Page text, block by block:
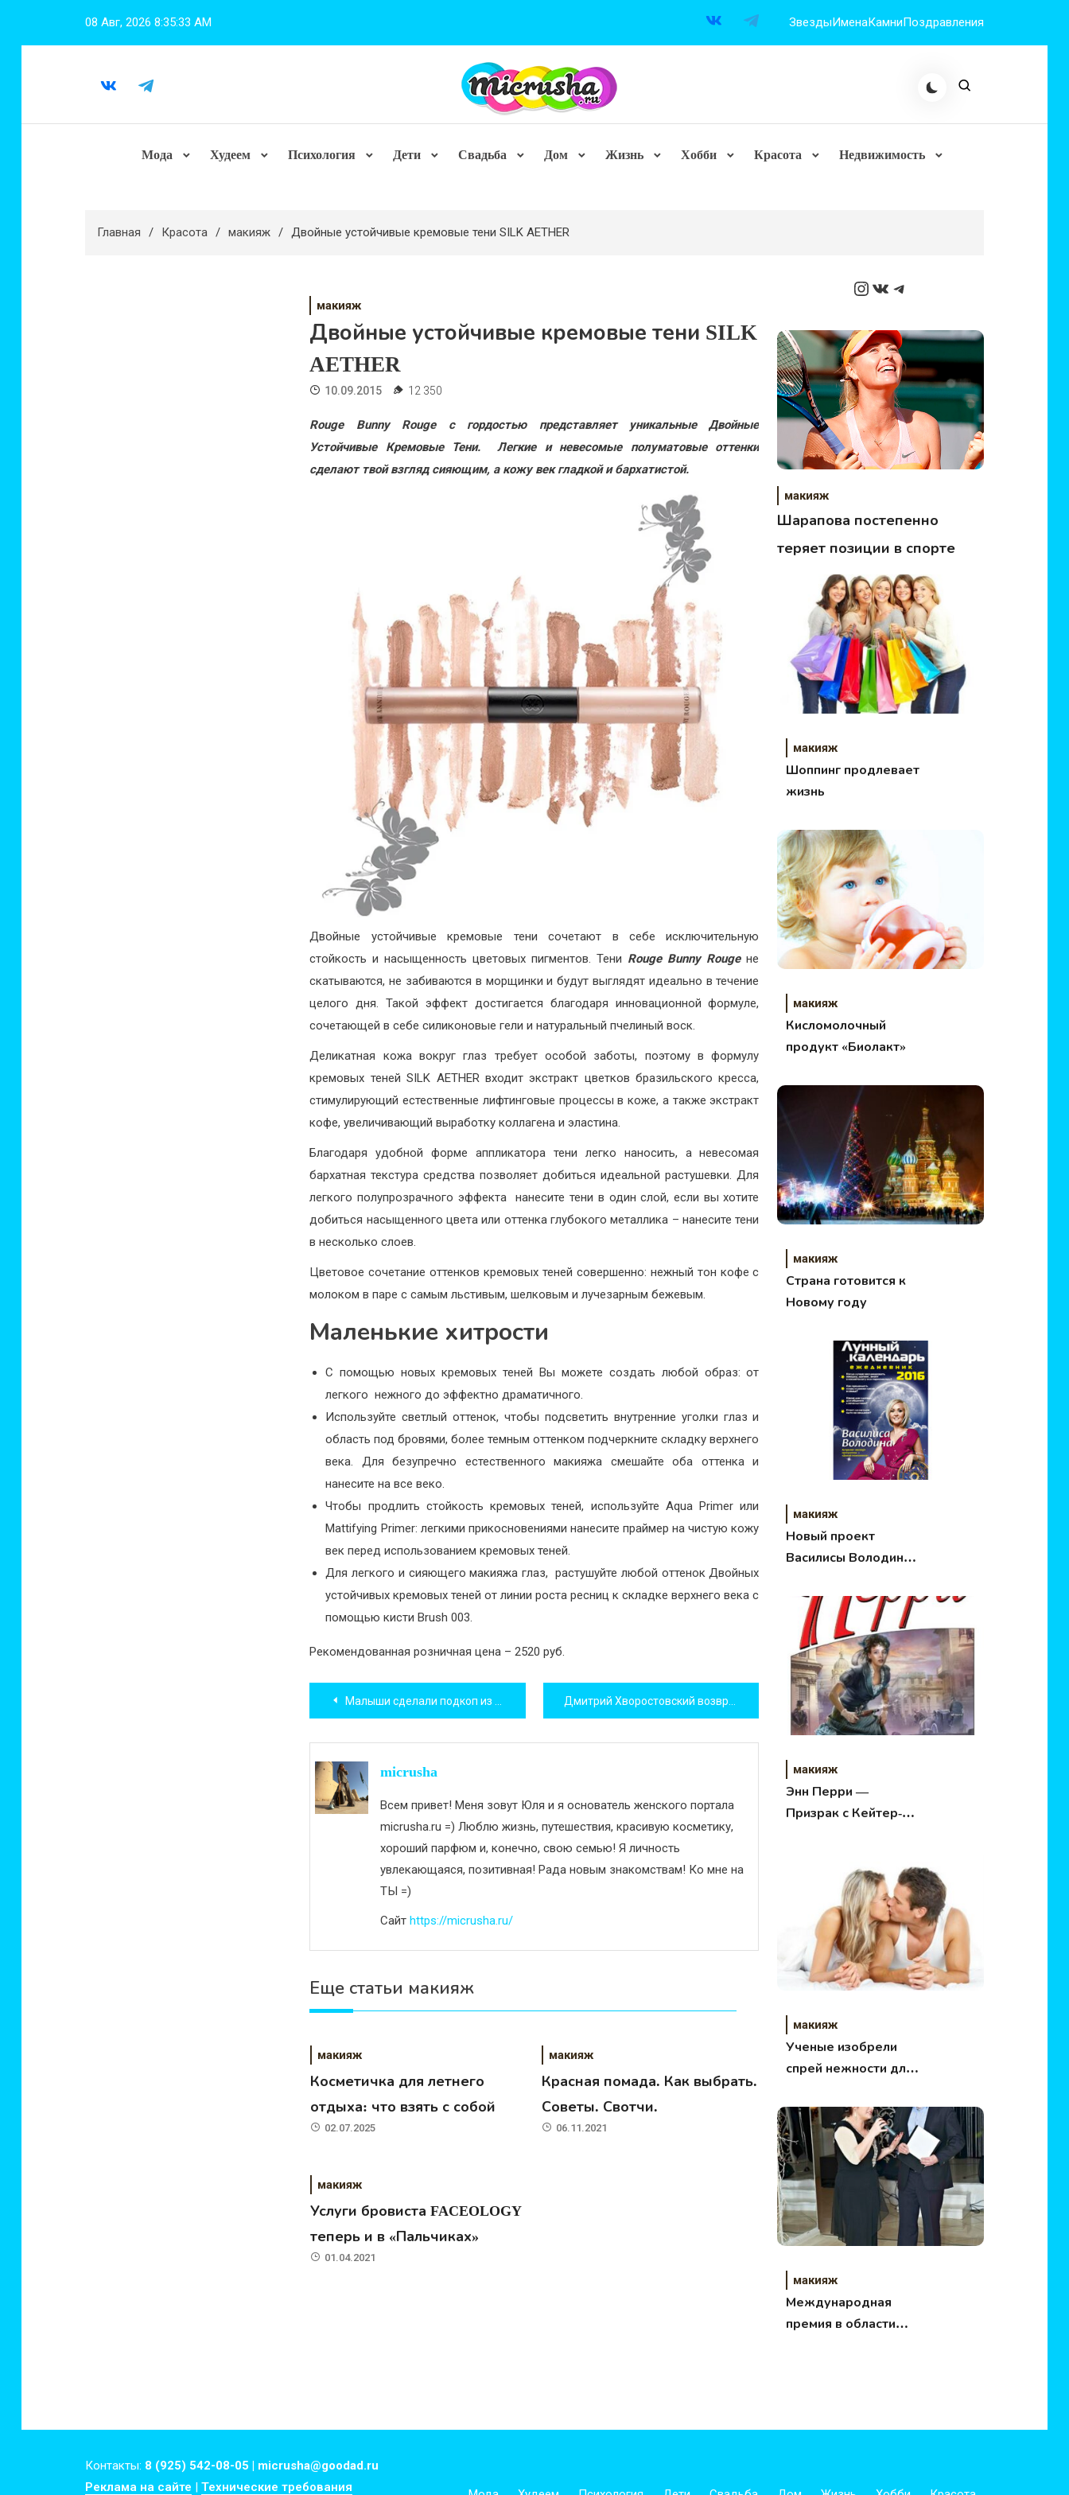
08 Авг, 2026 8:35:34 AM ЗвездыИменаКамниПоздравления
Мода Худеем Психология Дети Свадьба Дом Жизнь Хобби Красота Недвижимость
Главная Красота макияж Двойные устойчивые кремовые тени SILK AETHER
макияж
Двойные устойчивые кремовые тени SILK
AETHER
10.09.2015 12 350
Rouge Bunny Rouge с гордостью представляет уникальные Двойные
Устойчивые Кремовые Тени. Легкие и невесомые полуматовые оттенки
сделают твой взгляд сияющим, а кожу век гладкой и бархатистой.
Двойные устойчивые кремовые тени сочетают в себе исключительную
стойкость и насыщенность цветовых пигментов. Тени Rouge Bunny Rougeне
скатываются, не забиваются в морщинки и будут выглядят идеально в течение
целого дня. Такой эффект достигается благодаря инновационной формуле,
сочетающей в себе силиконовые гели и натуральный пчелиный воск.
Деликатная кожа вокруг глаз требует особой заботы, поэтому в формулу
кремовых теней SILK AETHER входит экстракт цветков бразильского кресса,
стимулирующий естественные лифтинговые процессы в коже, а также экстракт
кофе, увеличивающий выработку коллагена и эластина.
Благодаря удобной форме аппликатора тени легко наносить, а невесомая
бархатная текстура средства позволяет добиться идеальной растушевки. Для
легкого полупрозрачного эффекта нанесите тени в один слой, если вы хотите
добиться насыщенного цвета или оттенка глубокого металлика – нанесите тени
в несколько слоев.
Цветовое сочетание оттенков кремовых теней совершенно: нежный тон кофе с
молоком в паре с самым льстивым, шелковым и лучезарным бежевым.
Маленькие хитрости
С помощью новых кремовых теней Вы можете создать любой образ: от
легкого нежного до эффектно драматичного.
Используйте светлый оттенок, чтобы подсветить внутренние уголки глаз и
область под бровями, более темным оттенком подчеркните складку верхнего
века. Для безупречно естественного макияжа смешайте оба оттенка и
нанесите на все веко.
Чтобы продлить стойкость кремовых теней, используйте Aqua Primer или
Mattifying Primer: легкими прикосновениями нанесите праймер на чистую кожу
век перед использованием кремовых теней.
Для легкого и сияющего макияжа глаз, растушуйте любой оттенок Двойных
устойчивых кремовых теней от линии роста ресниц к складке верхнего века с
помощью кисти Brush 003.
Рекомендованная розничная цена – 2520 руб.
Навигация
по
записям
Малыши сделали подкоп из садика и пошли покупать Jaguar
micrusha
Всем привет! Меня зовут Юля и я основатель женского портала
micrusha.ru =) Люблю жизнь, путешествия, красивую косметику,
хороший парфюм и, конечно, свою семью! Я личность
увлекающаяся, позитивная! Рада новым знакомствам! Ко мне на
ТЫ =)
Сайт https://micrusha.ru/
Еще статьи макияж
макияж
Косметичка для летнего
отдыха: что взять с собой
02.07.2025
макияж
Красная помада. Как выбрать.
Советы. Свотчи.
06.11.2021
макияж
Услуги бровиста FACEOLOGY
теперь и в «Пальчиках»
01.04.2021
Instagram
ВКонтакте
Telegram
макияж
Шарапова постепенно
теряет позиции в спорте
макияж
Шоппинг продлевает
жизнь
макияж
Кисломолочный
продукт «Биолакт»
макияж
Страна готовится к
Новому году
макияж
Новый проект
Василисы Володиной
макияж
Энн Перри —
Призрак с Кейтер-
макияж
Ученые изобрели
спрей нежности для
макияж
Международная
премия в области
Контакты: 8 (925) 542-08-05 | micrusha@goodad.ru
Реклама на сайте | Технические требования